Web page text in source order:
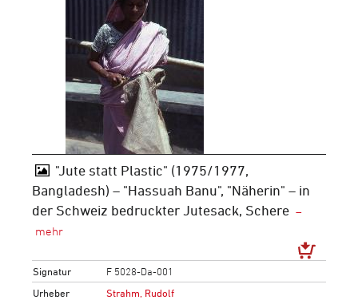
"Jute statt Plastic" (1975/1977,
Bangladesh) – "Hassuah Banu", "Näherin" – in
der Schweiz bedruckter Jutesack, Schere
Signatur
F 5028-Da-001
Urheber
Strahm, Rudolf